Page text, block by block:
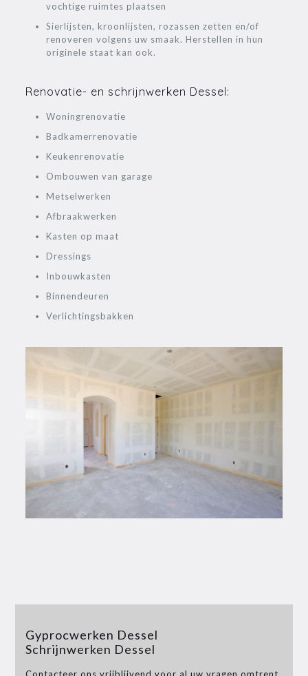
vochtige ruimtes plaatsen
Sierlijsten, kroonlijsten, rozassen zetten en/of
renoveren volgens uw smaak. Herstellen in hun
originele staat kan ook.
Renovatie- en schrijnwerken Dessel:
Woningrenovatie
Badkamerrenovatie
Keukenrenovatie
Ombouwen van garage
Metselwerken
Afbraakwerken
Kasten op maat
Dressings
Inbouwkasten
Binnendeuren
Verlichtingsbakken
Gyprocwerken Dessel
Schrijnwerken Dessel